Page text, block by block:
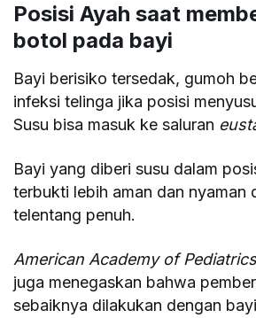
Posisi Ayah saat
botol pada bayi
Bayi berisiko tersedak, gumoh
infeksi telinga jika posisi
Susu bisa masuk ke saluran
Bayi yang diberi susu dalam
terbukti lebih aman dan nyaman
telentang penuh.
American Academy of
juga menegaskan bahwa
sebaiknya dilakukan dengan